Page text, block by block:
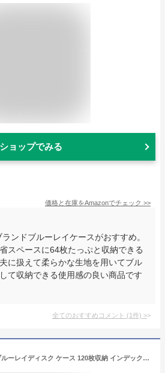
ショップでみる
価格と在庫をAmazonでチェック >>
ンドブルーレイケースがおすすめ。
スペースに64枚たっぷと収納できる
に扱えて柔らかな生地を用いてブル
て収納できる使用感の良い商品です
全てのおすすめコメント (1件) >
サンワダイレクト ブルーレイディスク ケース 120枚収納 インデックスカード付 ファイル ブラック 200-FCD047BK